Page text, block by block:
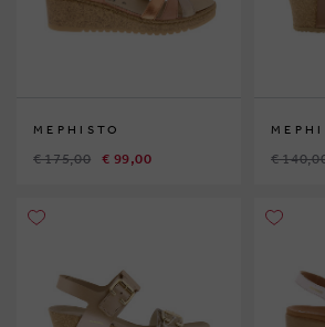
MEPHISTO
€ 175,00 € 99,00 €